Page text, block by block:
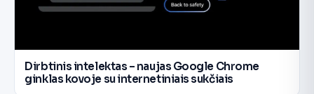
Dirbtinis intelektas – naujas Google Chrome
ginklas kovoje su internetiniais sukčiais